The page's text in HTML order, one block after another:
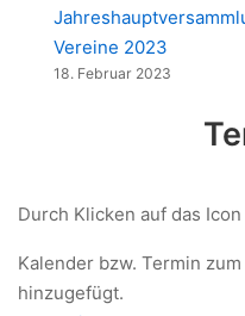
Vereine 2023
18. Februar 2023
Durch Klicken auf das Icon
Kalender bzw. Termin
hinzugefügt.